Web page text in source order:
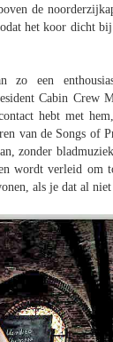
de
het koor dicht
zo een
Cabin Crew
hebt met
van de Songs of
zonder
wordt verleid om
als je dat al niet